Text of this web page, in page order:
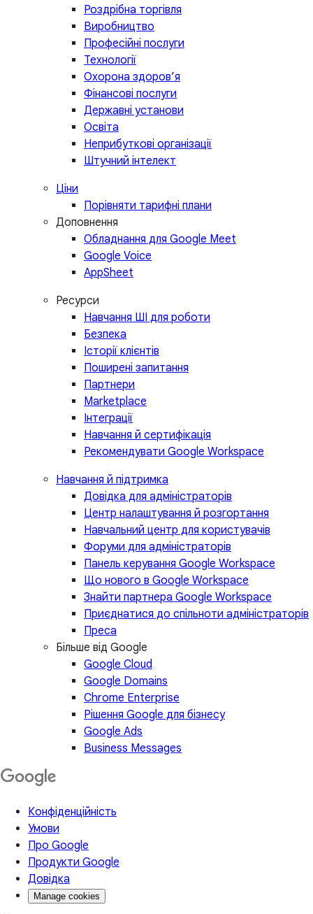
Роздрібна торгівля
Виробництво
Професійні послуги
Технології
Охорона здоров’я
Фінансові послуги
Державні установи
Освіта
Неприбуткові організації
Штучний інтелект
Ціни
Порівняти тарифні плани
Доповнення
Обладнання для Google Meet
Google Voice
AppSheet
Ресурси
Навчання ШІ для роботи
Безпека
Історії клієнтів
Поширені запитання
Партнери
Marketplace
Інтеграції
Навчання й сертифікація
Рекомендувати Google Workspace
Навчання й підтримка
Довідка для адміністраторів
Центр налаштування й розгортання
Навчальний центр для користувачів
Форуми для адміністраторів
Панель керування Google Workspace
Що нового в Google Workspace
Знайти партнера Google Workspace
Приєднатися до спільноти адміністраторів
Преса
Більше від Google
Google Cloud
Google Domains
Chrome Enterprise
Рішення Google для бізнесу
Google Ads
Business Messages
Конфіденційність
Умови
Про Google
Продукти Google
Довідка
Manage cookies